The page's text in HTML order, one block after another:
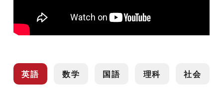
「予備校の1年分を1ヶ月で受講し終
えることができる」
コツなのです。
英語 数学 国語 理科 社会